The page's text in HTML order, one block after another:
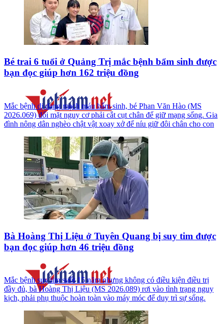
Bé trai 6 tuổi ở Quảng Trị mắc bệnh bẩm sinh được
bạn đọc giúp hơn 162 triệu đồng
Mắc bệnh dị dạng mạch máu bẩm sinh, bé Phan Văn Hào (MS
2026.069) đối mặt nguy cơ phải cắt cụt chân để giữ mạng sống. Gia
đình nông dân nghèo chật vật xoay xở để níu giữ đôi chân cho con
Bà Hoàng Thị Liệu ở Tuyên Quang bị suy tim được
bạn đọc giúp hơn 46 triệu đồng
Mắc bệnh suy tim suốt 15 năm nhưng không có điều kiện điều trị
đầy đủ, bà Hoàng Thị Liệu (MS 2026.089) rơi vào tình trạng nguy
kịch, phải phụ thuộc hoàn toàn vào máy móc để duy trì sự sống.